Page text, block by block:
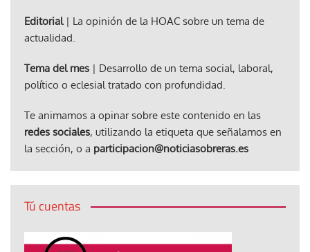
Editorial| La opinión de la HOAC sobre un tema de
actualidad.
Tema del mes | Desarrollo de un tema social, laboral,
político o eclesial tratado con profundidad.
Te animamos a opinar sobre este contenido en las
redes sociales, utilizando la etiqueta que señalamos en
la sección, o a participacion@noticiasobreras.es
Tú cuentas